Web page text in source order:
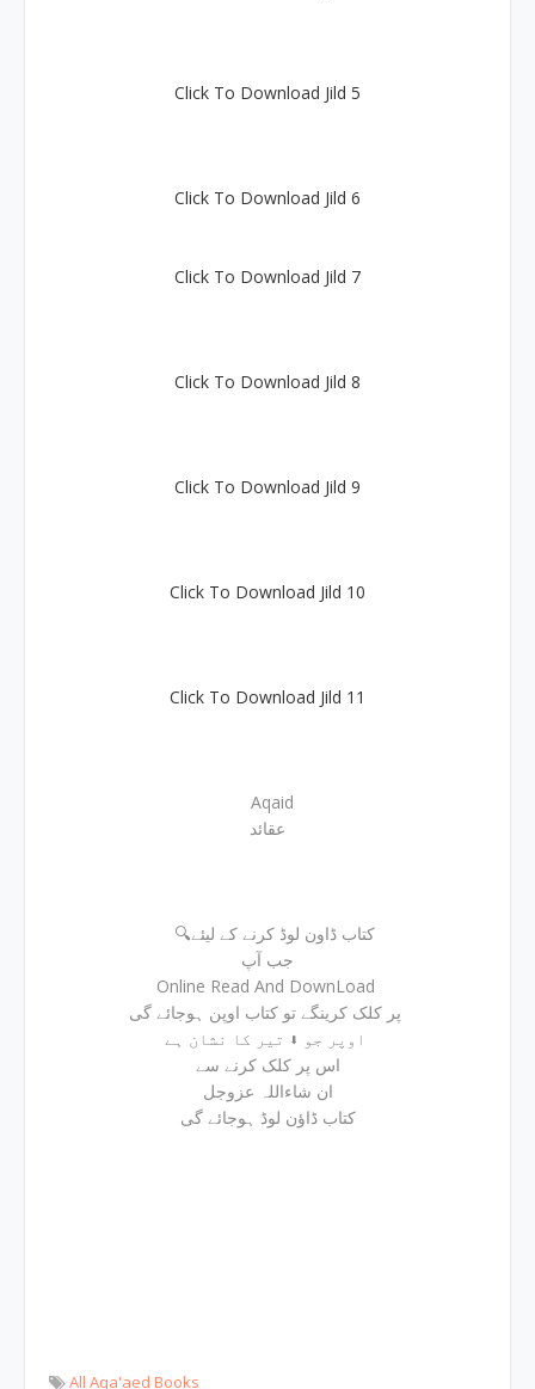
Click To Download Jild 5
Click To Download Jild 6
Click To Download Jild 7
Click To Download Jild 8
Click To Download Jild 9
Click To Download Jild 10
Click To Download Jild 11
Aqaid
عقائد
🔍کتاب ڈاون لوڈ کرنے کے لیئے
جب آپ
Online Read And DownLoad
اس پر کلک کرنے سے
ان شاءاللہ عزوجل
کتاب ڈاؤن لوڈ ہوجائے گی
All Aqa'aed Books